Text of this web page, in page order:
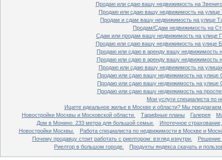
Продаю или сдаю вашу недвижимость на
Продаю или сдаю вашу недвижимость на улице
Продам и сдам вашу недвижимость на улице
Продам/Сдам недвижимость на
Сдам или продам вашу недвижимость на улице
Продаю или сдаю вашу недвижимость на улице
Продаю или сдаю в аренду вашу недвижимость
Продаю или сдаю в аренду вашу недвижимость
Продаю или сдаю вашу недвижимость на
Продаю или сдаю вашу недвижимость на улице
Продаю или сдаю вашу недвижимость на улице
Продаю или сдаю вашу недвижимость на
Мои услуги специалиста по
Ищете идеальное жилье в Москве и области? Мы
Новостройки Москвы и Московской области.
Тарифные планы Галерея
Дом в Монино. 233 метра для большой семьи.
Ипотечное
Новостройки Москвы.
Работа специалиста по недвижимости в Москве и
Почему продавцу стоит работать с риелтором: взгляд изнутри.
Решение
Риелтор в большом городе.
Продукты яндекса скачать и